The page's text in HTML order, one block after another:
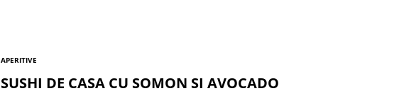
APERITIVE
SUSHI DE CASA CU SOMON SI AVOCADO